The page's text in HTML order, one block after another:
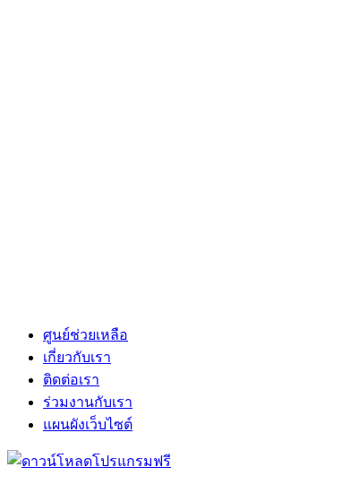
ศูนย์ช่วยเหลือ
เกี่ยวกับเรา
ติดต่อเรา
ร่วมงานกับเรา
แผนผังเว็บไซต์